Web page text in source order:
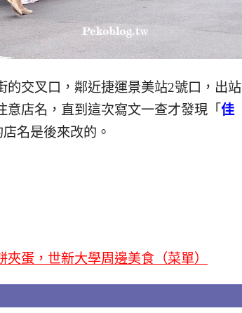
的交叉口，鄰近捷運景美站2號口，出站
店名，直到這次寫文一查才發現「 佳
名是後來改的。
蛋，世新大學周邊美食（菜單）